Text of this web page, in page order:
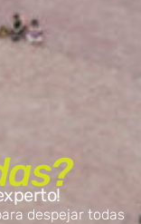
despejar todas